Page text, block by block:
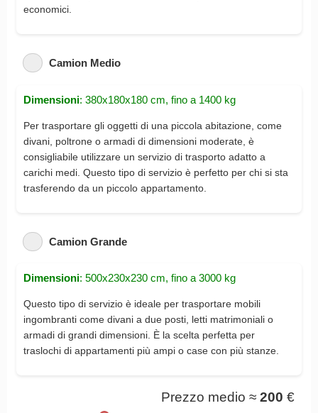
economici.
Camion Medio
Dimensioni: 380x180x180 cm, fino a 1400 kg
Per trasportare gli oggetti di una piccola abitazione, come
divani, poltrone o armadi di dimensioni moderate, è
consigliabile utilizzare un servizio di trasporto adatto a
carichi medi. Questo tipo di servizio è perfetto per chi si sta
trasferendo da un piccolo appartamento.
Camion Grande
Dimensioni: 500x230x230 cm, fino a 3000 kg
Questo tipo di servizio è ideale per trasportare mobili
ingombranti come divani a due posti, letti matrimoniali o
armadi di grandi dimensioni. È la scelta perfetta per
traslochi di appartamenti più ampi o case con più stanze.
Prezzo medio ≈ 200 €